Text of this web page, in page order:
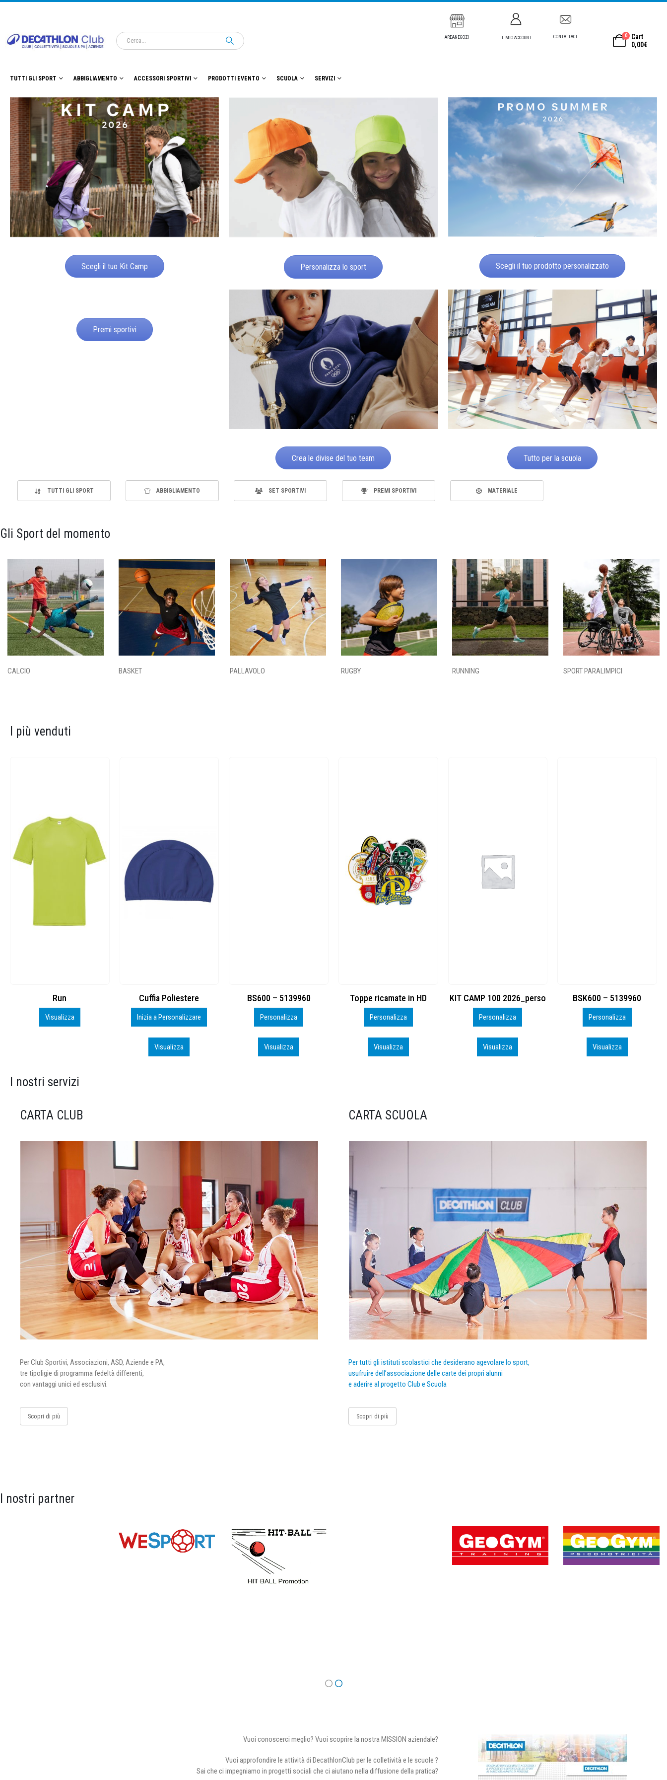
AREANEGOZI IL MIO ACCOUNT CONTATTACI 0
Cart
0,00€
TUTTI GLI SPORT ABBIGLIAMENTO ACCESSORI SPORTIVI PRODOTTI EVENTO SCUOLA SERVIZI
Scegli il tuo Kit Camp Personalizza lo sport Scegli il tuo prodotto personalizzato
Premi sportivi
Crea le divise del tuo team Tutto per la scuola
TUTTI GLI SPORT ABBIGLIAMENTO SET SPORTIVI PREMI SPORTIVI MATERIALE
Gli Sport del momento
CALCIO BASKET PALLAVOLO RUGBY RUNNING SPORT PARALIMPICI
I più venduti
Cuffia Poliestere
Inizia a Personalizzare
BS600 – 5139960
Personalizza
Visualizza
Toppe ricamate in HD
Personalizza
Visualizza
KIT CAMP 100 2026_perso
Personalizza
Visualizza
BSK600 – 5139960
Personalizza
Visualizza
DTF
Personalizza
Visualizza
I nostri servizi
CARTA CLUB
Per Club Sportivi, Associazioni, ASD, Aziende e PA,
tre tipoligie di programma fedeltà differenti,
con vantaggi unici ed esclusivi.
Scopri di più
CARTA SCUOLA
Per tutti gli istituti scolastici che desiderano agevolare lo sport,
usufruire dell’associazione delle carte dei propri alunni
e aderire al progetto Club e Scuola
Scopri di più
I nostri partner
Vuoi conoscerci meglio? Vuoi scoprire la nostra MISSION aziendale?
Vuoi approfondire le attività di DecathlonClub per le colletività e le scuole ?
Sai che ci impegniamo in progetti sociali che ci aiutano nella diffusione della pratica?